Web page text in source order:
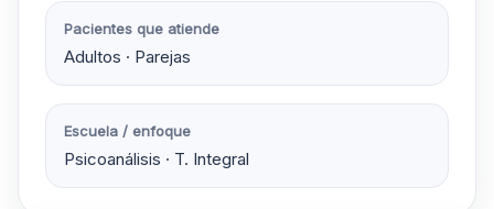
Pacientes que atiende
Adultos · Parejas
Escuela / enfoque
Psicoanálisis · T. Integral